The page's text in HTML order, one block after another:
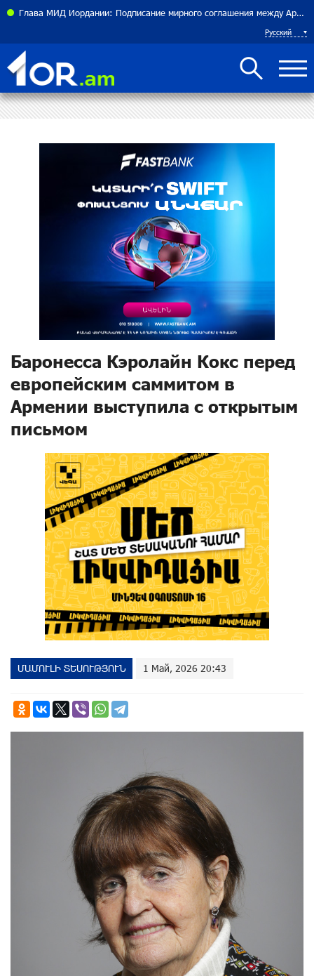
Глава МИД Иордании: Подписание мирного соглашения между Арменией и Азербайджаном близко
Русский
Баронесса Кэролайн Кокс перед
европейским саммитом в
Армении выступила с открытым
письмом
ՄԱՄՈՒԼԻ ՏԵՍՈՒԹՅՈՒՆ 1 Май, 2026 20:43